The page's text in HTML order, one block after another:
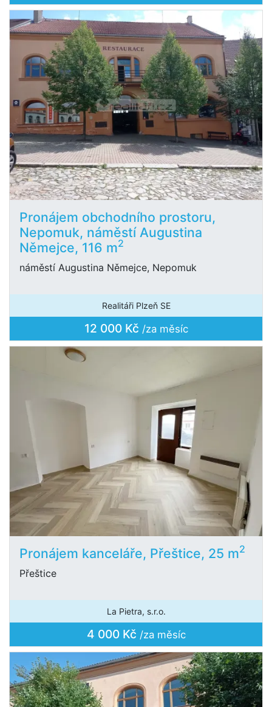
Pronájem obchodního prostoru,
Nepomuk, náměstí Augustina
Němejce, 116 m2
náměstí Augustina Němejce, Nepomuk
Realitáři Plzeň SE
12 000 Kč /za měsíc
Pronájem kanceláře, Přeštice, 25 m2
Přeštice
La Pietra, s.r.o.
4 000 Kč /za měsíc